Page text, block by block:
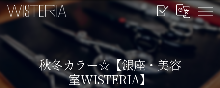
秋冬カラー☆【銀座・美容
室WISTERIA】